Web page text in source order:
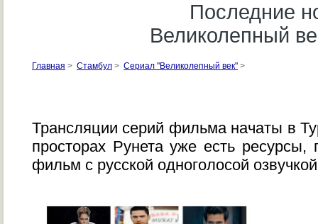
Последние
Великолепный
Главная > Стамбул > Сериал "Великолепный век" >
Трансляции серий фильма начаты в
просторах Рунета уже есть ресурсы,
фильм с русской одноголосой